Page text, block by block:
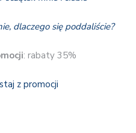
dlaczego się poddaliście?
: rabaty 35%
z promocji